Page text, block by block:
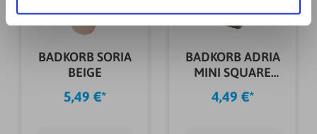
unsererDatenschutzerklärung. Link zumImpressum.
BADKORB SORIA
BEIGE
5,49 €*
BADKORB ADRIA
MINI SQUARE
TAUPE
4,49 €*